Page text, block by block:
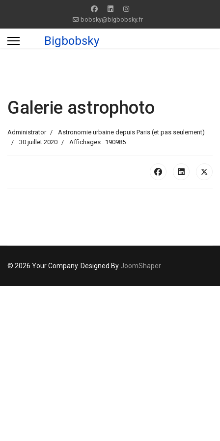
bobsky@bigbobsky.fr
Bigbobsky
Galerie astrophoto
Administrator
Astronomie urbaine depuis Paris (et pas seulement)
30 juillet 2020
Affichages : 190985
© 2026 Your Company. Designed By JoomShaper